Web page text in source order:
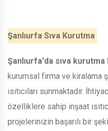
Şanlıurfa Sıva Kurutma
Şanlıurfa'da sıva
kurumsal firma ve kiralama
ısıtıcıları sunmaktadır.
özelliklere sahip inşaat
projelerinizin başarılı bir